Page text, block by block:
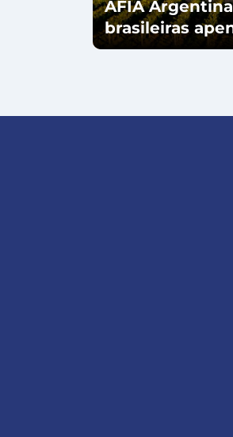
AFIA
brasileiras